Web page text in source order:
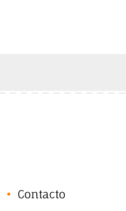
Contacto